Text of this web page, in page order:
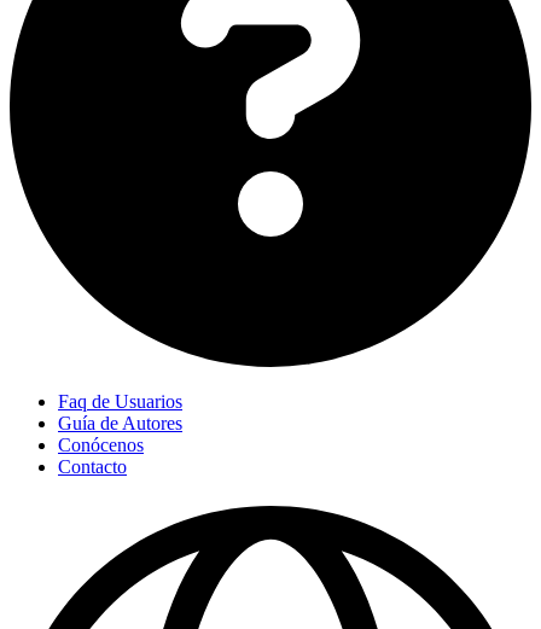
Faq de Usuarios
Guía de Autores
Conócenos
Contacto